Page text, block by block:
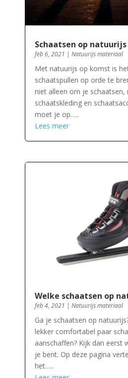
Schaatsen op
feb 6, 2021 | Natuurijs materiaal
Met natuurijs op komst is
schaatspullen op orde te
niet alleen om je
schaatskleding en
moet je op…..
Lees meer
Welke schaatsen op
feb 4, 2021 Natuurijs materiaal
Ga je schaatsen op
lekker comfortabel paar
aanschaffen? Kijk dan eerst
je bent. Op deze pagina
het…..